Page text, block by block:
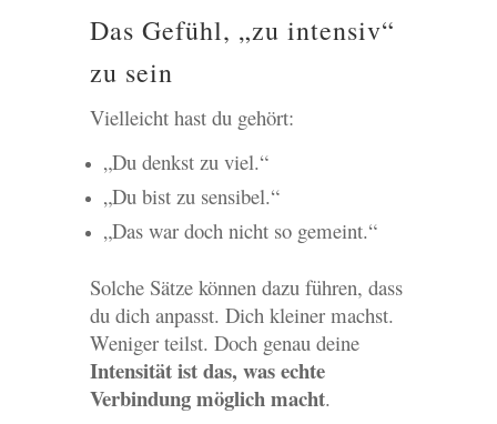
Das Gefühl, „zu intensiv“
zu sein
Vielleicht hast du gehört:
„Du denkst zu viel.“
„Du bist zu sensibel.“
„Das war doch nicht so gemeint.“
Solche Sätze können dazu führen, dass
du dich anpasst. Dich kleiner machst.
Weniger teilst. Doch genau deine
Intensität ist das, was echte
Verbindung möglich macht.